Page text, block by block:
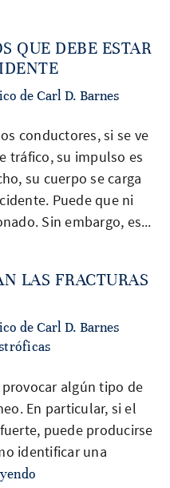
QUE DEBE ESTAR
de Carl D. Barnes
conductores, si se ve
tráfico, su impulso es
su cuerpo se carga
Puede que ni
Sin embargo, es...
LAS FRACTURAS
de Carl D. Barnes
algún tipo de
En particular, si el
puede producirse
identificar una